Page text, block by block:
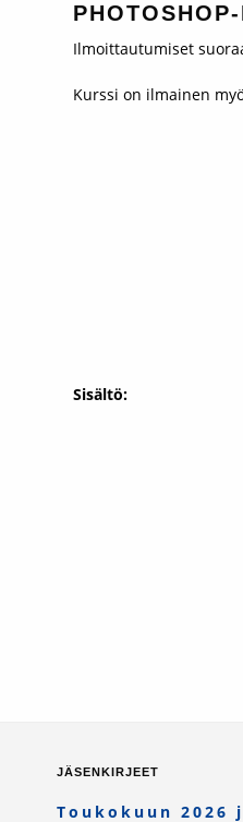
Ilmoittautumiset
Kurssi on ilmainen
Sisältö:
JÄSENKIRJEET
Toukokuun 2026